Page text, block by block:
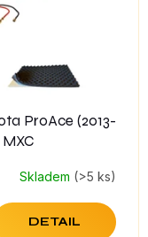
ProAce (2013-
Skladem (>5 ks)
DETAIL